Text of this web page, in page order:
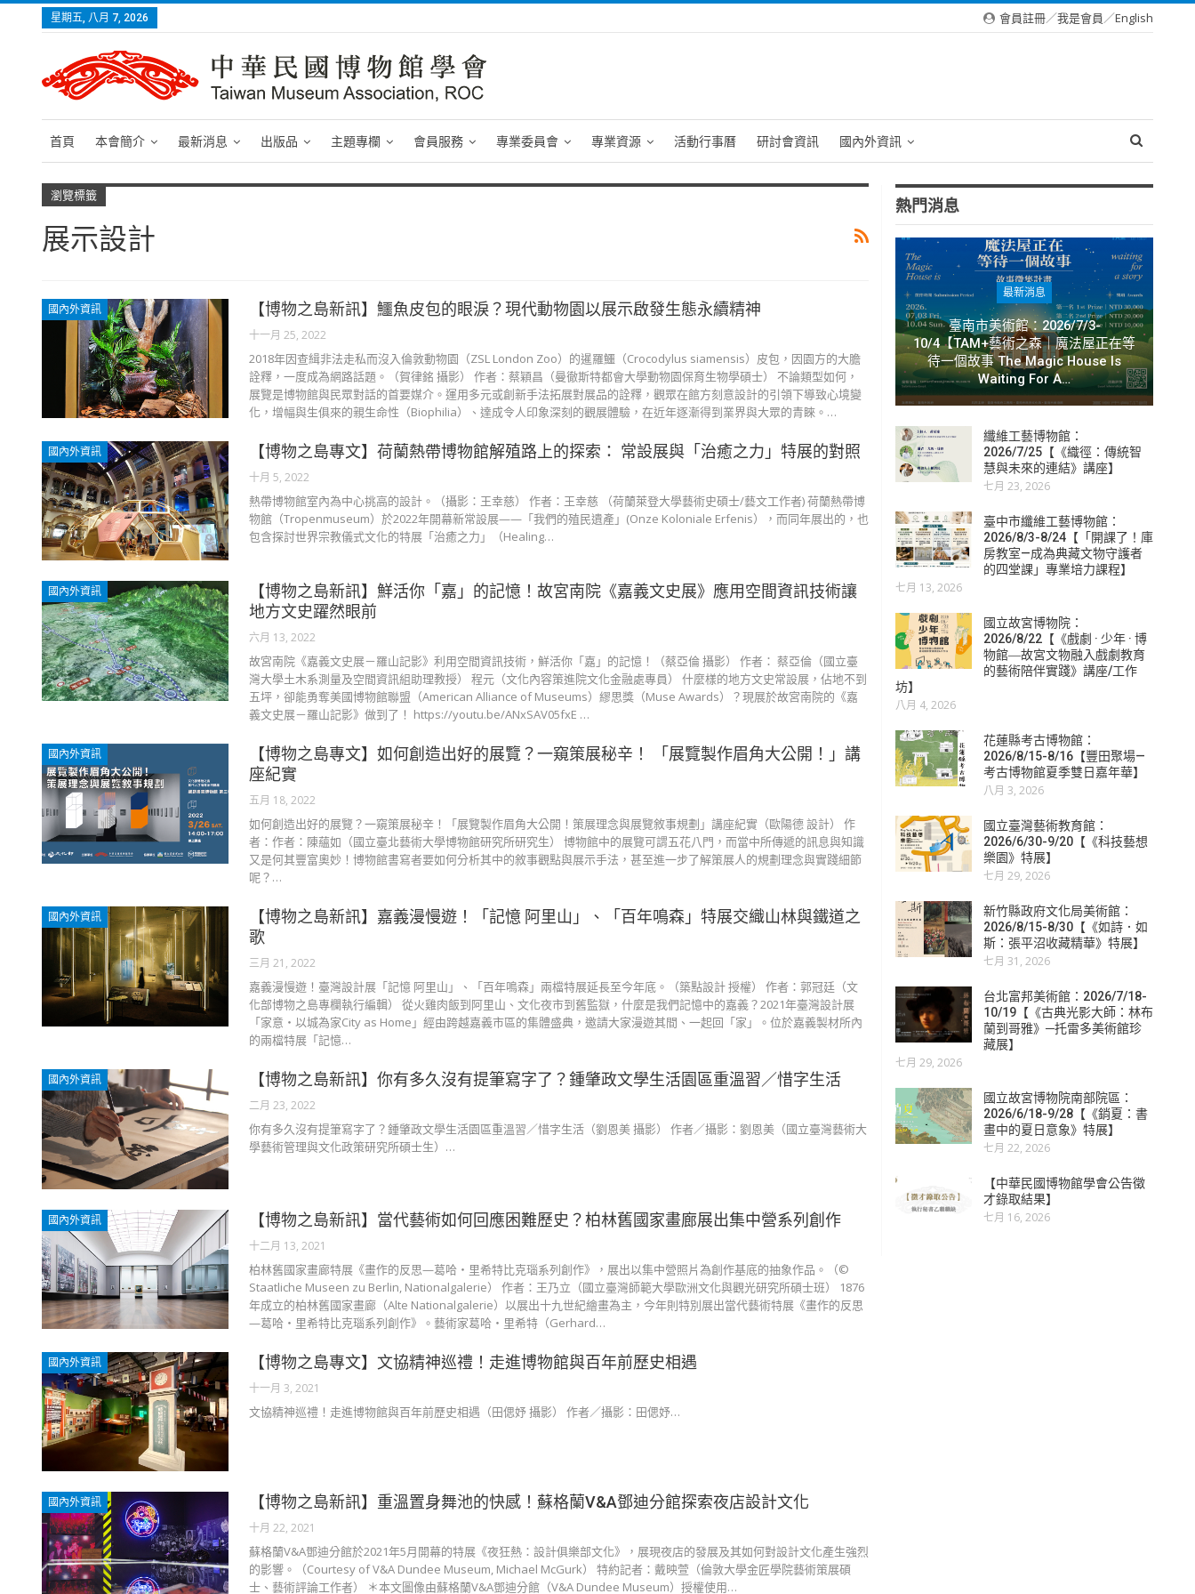
星期五, 八月 7, 2026 會員註冊／我是會員／English
首頁 本會簡介 最新消息 出版品 主題專欄 會員服務 專業委員會 專業資源 活動行事曆 研討會資訊 國內外資訊
瀏覽標籤
展示設計
國內外資訊 【博物之島新訊】鱷魚皮包的眼淚？現代動物園以展示啟發生態永續精神
十一月 25, 2022
2018年因查緝非法走私而沒入倫敦動物園（ZSL London Zoo）的暹羅鱷（Crocodylus siamensis）皮包，因園方的大膽
詮釋，一度成為網路話題。（賀律銘 攝影） 作者：蔡穎昌（曼徹斯特都會大學動物園保育生物學碩士） 不論類型如何，
展覽是博物館與民眾對話的首要媒介。運用多元或創新手法拓展對展品的詮釋，觀眾在館方刻意設計的引領下導致心境變
化，增幅與生俱來的親生命性（Biophilia）、達成令人印象深刻的觀展體驗，在近年逐漸得到業界與大眾的青睞。…
國內外資訊 【博物之島專文】荷蘭熱帶博物館解殖路上的探索： 常設展與「治癒之力」特展的對照
十月 5, 2022
熱帶博物館室內為中心挑高的設計。（攝影：王幸慈） 作者：王幸慈 （荷蘭萊登大學藝術史碩士/藝文工作者) 荷蘭熱帶博
物館（Tropenmuseum）於2022年開幕新常設展——「我們的殖民遺產」(Onze Koloniale Erfenis），而同年展出的，也
包含探討世界宗教儀式文化的特展「治癒之力」（Healing…
國內外資訊
【博物之島新訊】鮮活你「嘉」的記憶！故宮南院《嘉義文史展》應用空間資訊技術讓
地方文史躍然眼前
六月 13, 2022
故宮南院《嘉義文史展－羅山記影》利用空間資訊技術，鮮活你「嘉」的記憶！（蔡亞倫 攝影） 作者： 蔡亞倫（國立臺
灣大學土木系測量及空間資訊組助理教授） 程元（文化內容策進院文化金融處專員） 什麼樣的地方文史常設展，佔地不到
五坪，卻能勇奪美國博物館聯盟（American Alliance of Museums）繆思獎（Muse Awards）？現展於故宮南院的《嘉
義文史展－羅山記影》做到了！ https://youtu.be/ANxSAV05fxE …
國內外資訊
【博物之島專文】如何創造出好的展覽？一窺策展秘辛！ 「展覽製作眉角大公開！」講
座紀實
五月 18, 2022
如何創造出好的展覽？一窺策展秘辛！「展覽製作眉角大公開！策展理念與展覽敘事規劃」講座紀實（歐陽德 設計） 作
者：作者：陳蘊如（國立臺北藝術大學博物館研究所研究生） 博物館中的展覽可謂五花八門，而當中所傳遞的訊息與知識
又是何其豐富奧妙！博物館書寫者要如何分析其中的敘事觀點與展示手法，甚至進一步了解策展人的規劃理念與實踐細節
呢？…
國內外資訊
【博物之島新訊】嘉義漫慢遊！「記憶 阿里山」、「百年鳴森」特展交織山林與鐵道之
歌
三月 21, 2022
嘉義漫慢遊！臺灣設計展「記憶 阿里山」、「百年鳴森」兩檔特展延長至今年底。（築點設計 授權） 作者：郭冠廷（文
化部博物之島專欄執行編輯） 從火雞肉飯到阿里山、文化夜市到舊監獄，什麼是我們記憶中的嘉義？2021年臺灣設計展
「家意・以城為家City as Home」經由跨越嘉義市區的集體盛典，邀請大家漫遊其間、一起回「家」。位於嘉義製材所內
的兩檔特展「記憶…
國內外資訊 【博物之島新訊】你有多久沒有提筆寫字了？鍾肇政文學生活園區重溫習／惜字生活
二月 23, 2022
你有多久沒有提筆寫字了？鍾肇政文學生活園區重溫習／惜字生活（劉恩美 攝影） 作者／攝影：劉恩美（國立臺灣藝術大
學藝術管理與文化政策研究所碩士生）…
國內外資訊 【博物之島新訊】當代藝術如何回應困難歷史？柏林舊國家畫廊展出集中營系列創作
十二月 13, 2021
柏林舊國家畫廊特展《畫作的反思—葛哈・里希特比克瑙系列創作》，展出以集中營照片為創作基底的抽象作品。（©
Staatliche Museen zu Berlin, Nationalgalerie） 作者：王乃立（國立臺灣師範大學歐洲文化與觀光研究所碩士班） 1876
年成立的柏林舊國家畫廊（Alte Nationalgalerie）以展出十九世紀繪畫為主，今年則特別展出當代藝術特展《畫作的反思
—葛哈・里希特比克瑙系列創作》。藝術家葛哈・里希特（Gerhard…
國內外資訊 【博物之島專文】文協精神巡禮！走進博物館與百年前歷史相遇
十一月 3, 2021
文協精神巡禮！走進博物館與百年前歷史相遇（田偲妤 攝影） 作者／攝影：田偲妤…
國內外資訊 【博物之島新訊】重溫置身舞池的快感！蘇格蘭V&A鄧迪分館探索夜店設計文化
十月 22, 2021
蘇格蘭V&A鄧迪分館於2021年5月開幕的特展《夜狂熱：設計俱樂部文化》，展現夜店的發展及其如何對設計文化產生強烈
的影響。（Courtesy of V&A Dundee Museum, Michael McGurk） 特約記者：戴映萱（倫敦大學金匠學院藝術策展碩
士、藝術評論工作者） ＊本文圖像由蘇格蘭V&A鄧迪分館（V&A Dundee Museum）授權使用…
熱門消息
最新消息
臺南市美術館：2026/7/3-
10/4【TAM+藝術之森｜魔法屋正在等
待一個故事 The Magic House Is
Waiting For A…
纖維工藝博物館：
2026/7/25【《織徑：傳統智
慧與未來的連結》講座】
七月 23, 2026
臺中市纖維工藝博物館：
2026/8/3-8/24【「開課了！庫
房教室—成為典藏文物守護者
的四堂課」專業培力課程】
七月 13, 2026
國立故宮博物院：
2026/8/22【《戲劇 · 少年 · 博
物館―故宮文物融入戲劇教育
的藝術陪伴實踐》講座/工作
坊】
八月 4, 2026
花蓮縣考古博物館：
2026/8/15-8/16【豐田聚場—
考古博物館夏季雙日嘉年華】
八月 3, 2026
國立臺灣藝術教育館：
2026/6/30-9/20【《科技藝想
樂園》特展】
七月 29, 2026
新竹縣政府文化局美術館：
2026/8/15-8/30【《如詩．如
斯：張平沼收藏精華》特展】
七月 31, 2026
台北富邦美術館：2026/7/18-
10/19【《古典光影大師：林布
蘭到哥雅》─托雷多美術館珍
藏展】
七月 29, 2026
國立故宮博物院南部院區：
2026/6/18-9/28【《銷夏：書
畫中的夏日意象》特展】
七月 22, 2026
【中華民國博物館學會公告徵
才錄取結果】
七月 16, 2026